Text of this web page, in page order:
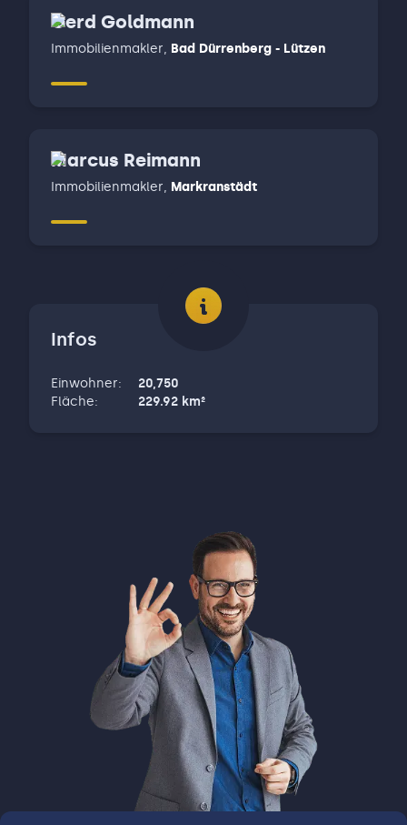
Gerd Goldmann
Immobilienmakler, Bad Dürrenberg - Lützen
Marcus Reimann
Immobilienmakler, Markranstädt
Infos
Einwohner:
20,750
Fläche: 229.92 km²